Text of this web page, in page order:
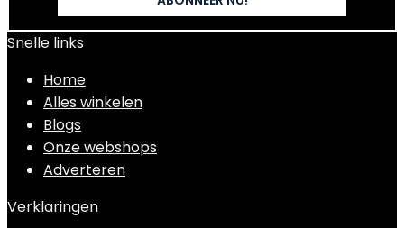
Snelle links
Home
Alles winkelen
Blogs
Onze webshops
Adverteren
Verklaringen